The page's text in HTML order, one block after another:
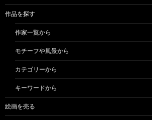
作品を探す
作家一覧から
モチーフや風景から
カテゴリーから
キーワードから
絵画を売る